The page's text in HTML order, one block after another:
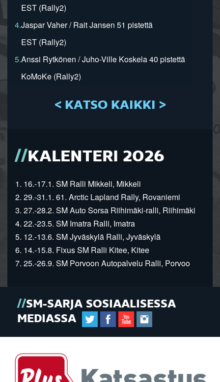
EST (Rally2)
4.Jaspar Vaher / Rait Jansen 51 pistettä
EST (Rally2)
5.Anssi Rytkönen / Juho-Ville Koskela 40 pistettä
KoMoKe (Rally2)
< KATSO KAIKKI >
KALENTERI 2026
1. 16.-17.1. SM Ralli Mikkeli, Mikkeli
2. 29.-31.1. 61. Arctic Lapland Rally, Rovaniemi
3. 27.-28.2. SM Auto Sorsa Riihimäki-ralli, Riihimäki
4. 22.-23.5. SM Imatra Ralli, Imatra
5. 12.-13.6. SM Jyväskylä Ralli, Jyväskylä
6. 14.-15.8. Fixus SM Ralli Kitee, Kitee
7. 25.-26.9. SM Porvoon Autopalvelu Ralli, Porvoo
SM-SARJA SOSIAALISESSA
MEDIASSA